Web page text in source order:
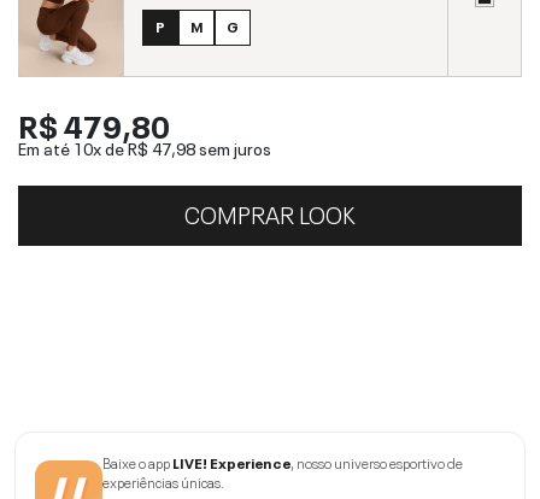
P M G
R$ 479,80
Em até 10x deR$ 47,98sem juros
COMPRAR LOOK
Baixe o appLIVE! Experience , nosso universo esportivo de
experiências únicas.